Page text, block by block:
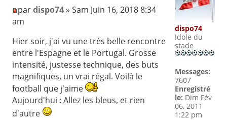
pardispo74» Sam Juin 16, 2018 8:34
am
Hier soir, j'ai vu une très belle rencontre
entre l'Espagne et le Portugal. Grosse
intensité, justesse technique, des buts
magnifiques, un vrai régal. Voilà le
football que j'aime
Aujourd'hui : Allez les bleus, et rien
d'autre
dispo74
Idole du
stade
Messages:
7607
Enregistré
le: Dim Fév
06, 2011
1:22 pm